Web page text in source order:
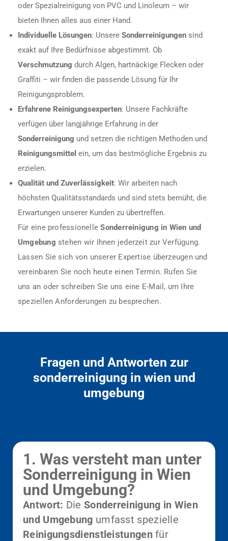
oder Spezialreinigung von PVC und Linoleum – wir
bieten Ihnen alles aus einer Hand.
Individuelle Lösungen: Unsere Sonderreinigungen sind
exakt auf Ihre Bedürfnisse abgestimmt. Ob
Verschmutzung durch Algen, hartnäckige Flecken oder
Graffiti – wir finden die passende Lösung für Ihr
Reinigungsproblem.
Erfahrene Reinigungsexperten: Unsere Fachkräfte
verfügen über langjährige Erfahrung in der
Sonderreinigung und setzen die richtigen Methoden und
Reinigungsmittel ein, um das bestmögliche Ergebnis zu
erzielen.
Qualität und Zuverlässigkeit: Wir arbeiten nach
höchsten Qualitätsstandards und sind stets bemüht, die
Erwartungen unserer Kunden zu übertreffen.
Für eine professionelleSonderreinigung in Wien und
Umgebung stehen wir Ihnen jederzeit zur Verfügung.
Lassen Sie sich von unserer Expertise überzeugen und
vereinbaren Sie noch heute einen Termin. Rufen Sie
uns an oder schreiben Sie uns eine E-Mail, um Ihre
speziellen Anforderungen zu besprechen.
Fragen und Antworten zur
sonderreinigung in wien und
umgebung
1. Was versteht man unter
Sonderreinigung in Wien
und Umgebung?
Antwort: Die Sonderreinigung in Wien
und Umgebung umfasst spezielle
Reinigungsdienstleistungen für